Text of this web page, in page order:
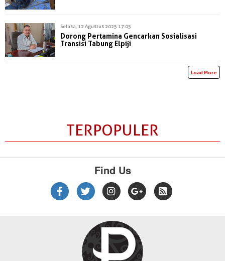
Selasa, 12 Agustus 2025 17:05
Dorong Pertamina Gencarkan Sosialisasi
Transisi Tabung Elpiji
Load More
TERPOPULER
Find Us